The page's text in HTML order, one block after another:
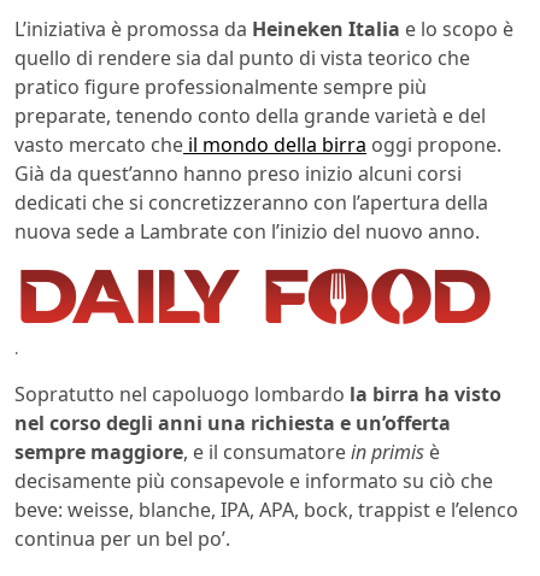
L’iniziativa è promossa da Heineken Italia e lo scopo è
quello di rendere sia dal punto di vista teorico che
pratico figure professionalmente sempre più
preparate, tenendo conto della grande varietà e del
vasto mercato che il mondo della birra oggi propone.
Già da quest’anno hanno preso inizio alcuni corsi
dedicati che si concretizzeranno con l’apertura della
nuova sede a Lambrate con l’inizio del nuovo anno.
.
Sopratutto nel capoluogo lombardo la birra ha visto
nel corso degli anni una richiesta e un’offerta
sempre maggiore, e il consumatorein primis è
decisamente più consapevole e informato su ciò che
beve: weisse, blanche, IPA, APA, bock, trappist e l’elenco
continua per un bel po’.